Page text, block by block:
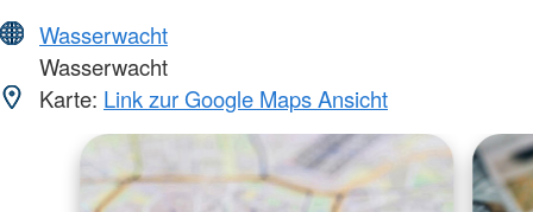
Wasserwacht
Wasserwacht
Karte: Link zur Google Maps Ansicht